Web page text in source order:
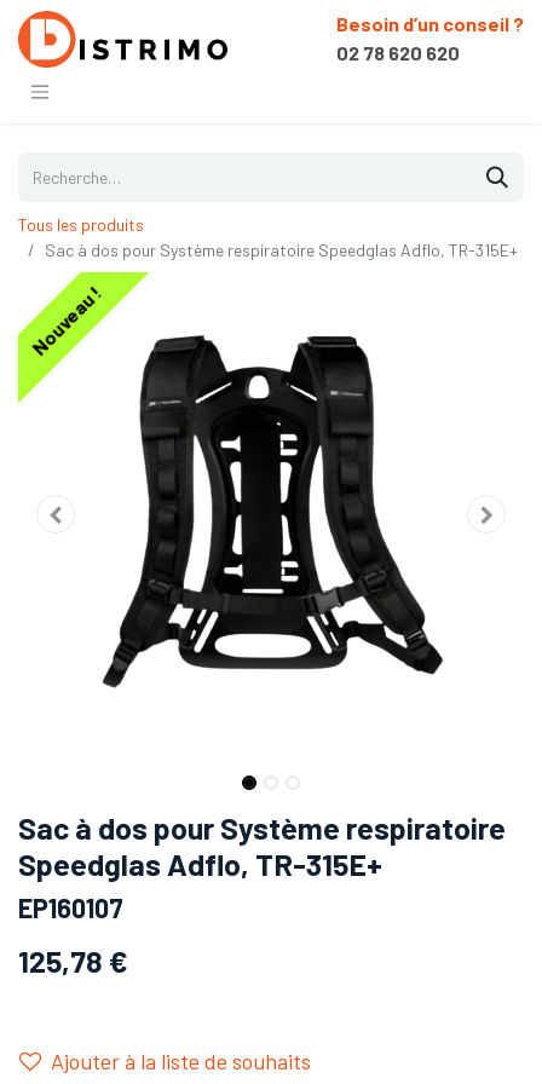
Besoin d’un conseil ?
02 78 620 620
Tous les produits
Sac à dos pour Système respiratoire Speedglas Adflo, TR-315E+
Nouveau !
Sac à dos pour Système respiratoire
Speedglas Adflo, TR-315E+
EP160107
125,78 €
Ajouter à la liste de souhaits